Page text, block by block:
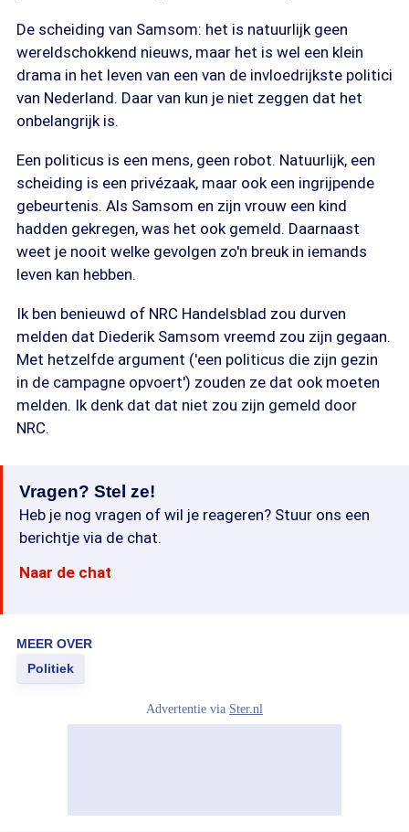
De scheiding van Samsom: het is natuurlijk geen
wereldschokkend nieuws, maar het is wel een klein
drama in het leven van een van de invloedrijkste politici
van Nederland. Daar van kun je niet zeggen dat het
onbelangrijk is.
Een politicus is een mens, geen robot. Natuurlijk, een
scheiding is een privézaak, maar ook een ingrijpende
gebeurtenis. Als Samsom en zijn vrouw een kind
hadden gekregen, was het ook gemeld. Daarnaast
weet je nooit welke gevolgen zo'n breuk in iemands
leven kan hebben.
Ik ben benieuwd of NRC Handelsblad zou durven
melden dat Diederik Samsom vreemd zou zijn gegaan.
Met hetzelfde argument ('een politicus die zijn gezin
in de campagne opvoert') zouden ze dat ook moeten
melden. Ik denk dat dat niet zou zijn gemeld door
NRC.
Vragen? Stel ze!
Heb je nog vragen of wil je reageren? Stuur ons een
berichtje via de chat.
Naar de chat
MEER OVER
Politiek
Advertentie via Ster.nl